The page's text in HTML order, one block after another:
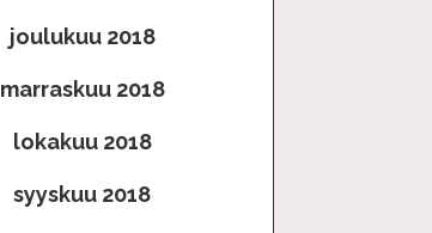
joulukuu 2018
marraskuu 2018
lokakuu 2018
syyskuu 2018